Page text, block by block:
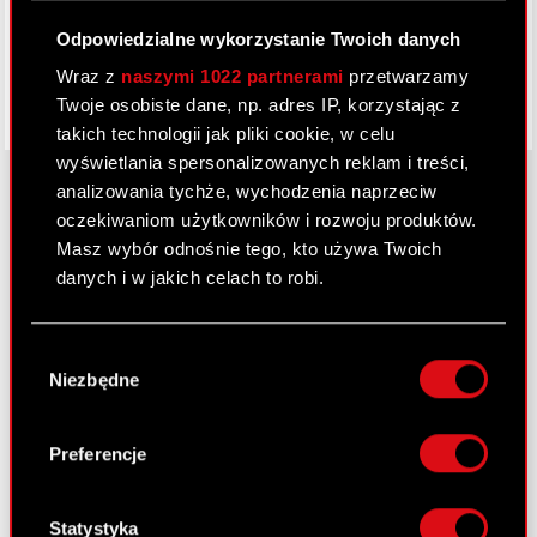
Odpowiedzialne wykorzystanie Twoich danych
Wraz z naszymi 1022 partnerami przetwarzamy
Twoje osobiste dane, np. adres IP, korzystając z
takich technologii jak pliki cookie, w celu
wyświetlania spersonalizowanych reklam i treści,
analizowania tychże, wychodzenia naprzeciw
oczekiwaniom użytkowników i rozwoju produktów.
Masz wybór odnośnie tego, kto używa Twoich
danych i w jakich celach to robi.
lokalizacji geograficznej z dokładnością nawet
Identyfikować Twoje urządzenie, aktywnie
analizując charakteryzującego je zbiory
palca)
zgody
Niezbędne
Preferencje
Statystyka
O CD PROJEKT
Grupa Kapitałowa
Inwestorzy
Kariera